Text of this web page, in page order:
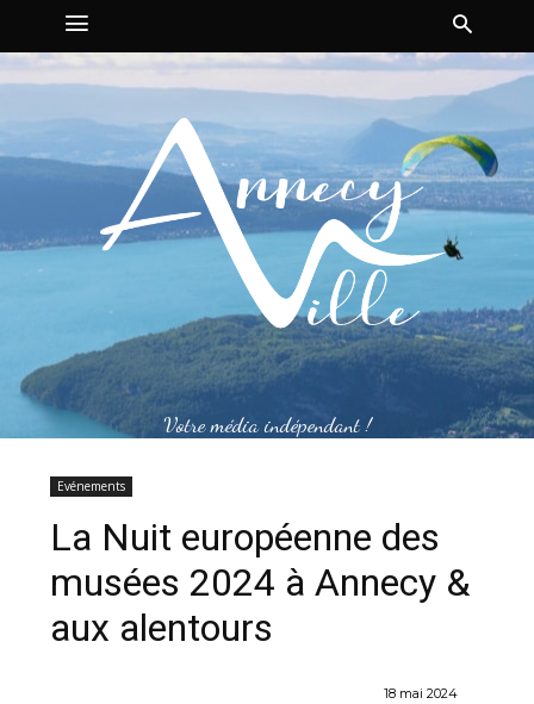
Votre média indépendant !
Evénements
La Nuit européenne des
musées 2024 à Annecy &
aux alentours
18 mai 2024